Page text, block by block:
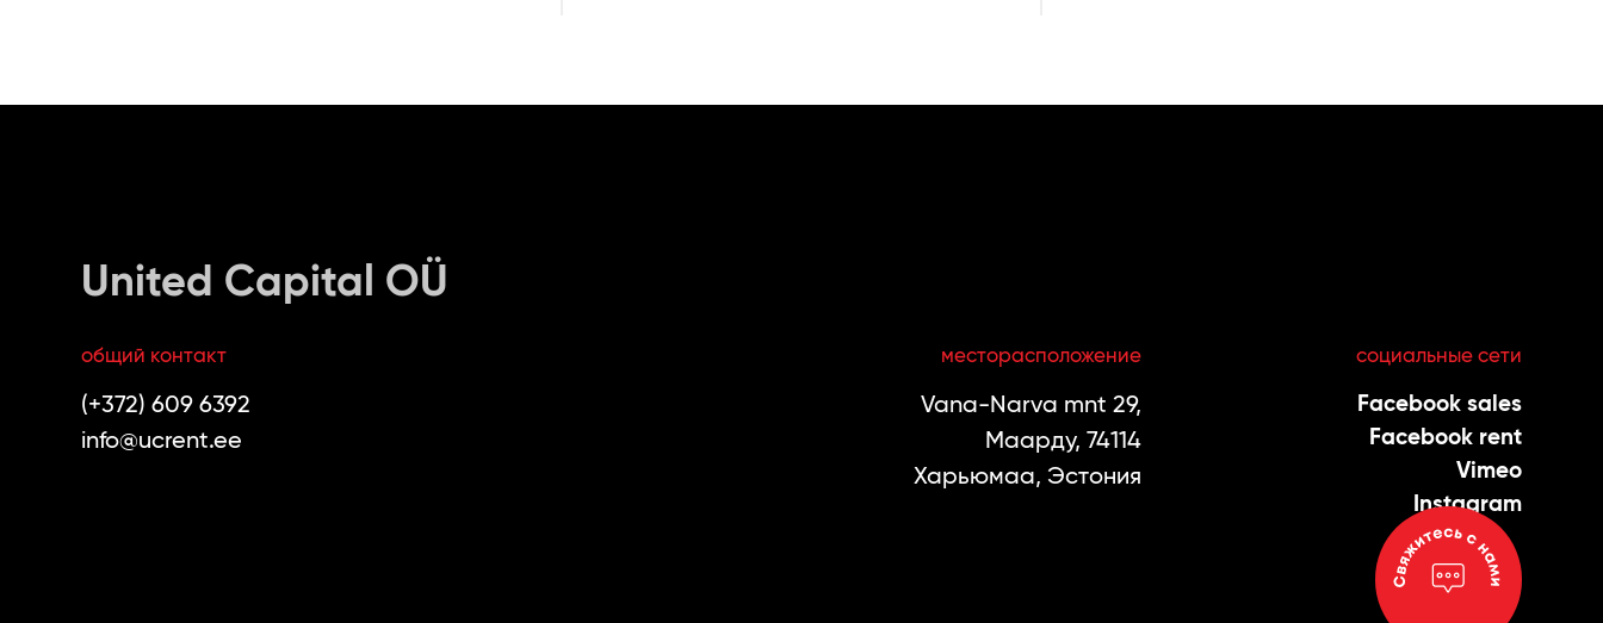
United Capital OÜ
общий контакт
(+372) 609 6392
info@ucrent.ee
месторасположение
Vana-Narva mnt 29,
Маарду, 74114
Харьюмаа, Эстония
социальные сети
Facebook sales
Facebook rent
Vimeo
Instagram